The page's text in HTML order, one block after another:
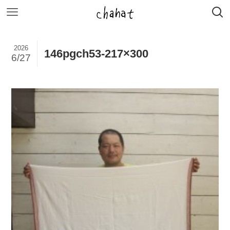
146pgch53-217×300
2026
6/27